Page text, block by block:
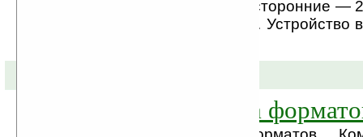
скоростью до 8х, двухсторонние —
и CD-R/RW — 48x/24x. Устройство
Началась война